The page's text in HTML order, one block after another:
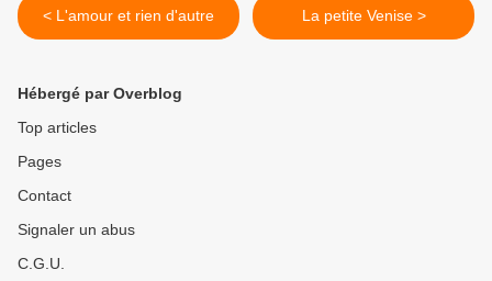
< L'amour et rien d'autre La petite Venise >
Hébergé par Overblog
Top articles
Pages
Contact
Signaler un abus
C.G.U.